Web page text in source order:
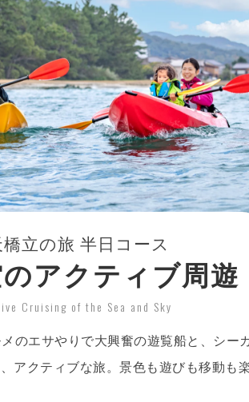
橋立の旅 半日コース
アクティブ周遊
Cruising of the Sea and Sky
のエサやりで大興奮の遊覧船と、シー
アクティブな旅。景色も遊びも移動も